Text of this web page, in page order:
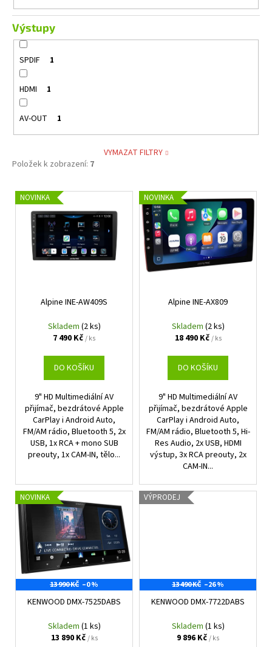
Výstupy
SPDIF 1
HDMI 1
AV-OUT 1
VYMAZAT FILTRY
Položek k zobrazení: 7
VNOVINKA
Alpine INE-AW409S
Skladem (2 ks)
7 490 Kč/ ks
DO KOŠÍKU
9" HD Multimediální AV
přijímač, bezdrátové Apple
CarPlay i Android Auto,
FM/AM rádio, Bluetooth 5, 2x
USB, 1x RCA + mono SUB
preouty, 1x CAM-IN, tělo...
NOVINKA
Alpine INE-AX809
Skladem (2 ks)
18 490 Kč/ ks
DO KOŠÍKU
9" HD Multimediální AV
přijímač, bezdrátové Apple
CarPlay i Android Auto,
FM/AM rádio, Bluetooth 5, Hi-
Res Audio, 2x USB, HDMI
výstup, 3x RCA preouty, 2x
CAM-IN...
NOVINKA
13 990 KČ –0 %
KENWOOD DMX-7525DABS
Skladem (1 ks)
13 890 Kč/ ks
VÝPRODEJ
13 490 KČ –26 %
KENWOOD DMX-7722DABS
Skladem (1 ks)
9 896 Kč/ ks